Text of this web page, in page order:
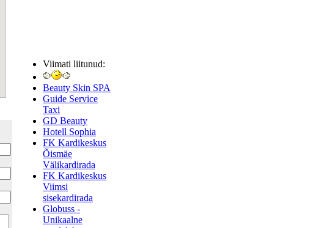
Viimati liitunud:
Beauty Skin SPA
Guide Service
Taxi
GD Beauty
Hotell Sophia
FK Kardikeskus
Õismäe
Välikardirada
FK Kardikeskus
Viimsi
sisekardirada
Globuss -
Unikaalne